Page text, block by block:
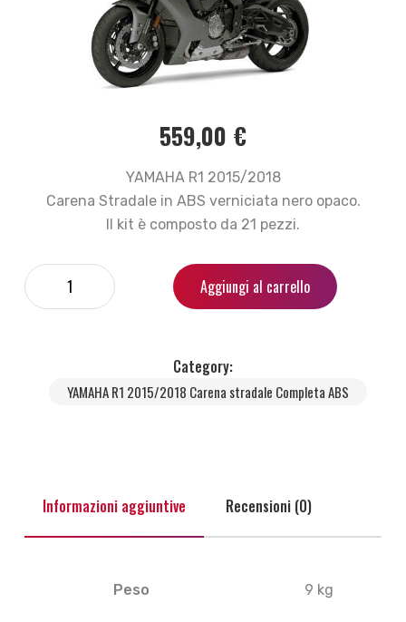
559,00 €
YAMAHA R1 2015/2018
Carena Stradale in ABS verniciata nero opaco.
Il kit è composto da 21 pezzi.
Aggiungi al carrello
Category:
YAMAHA R1 2015/2018 Carena stradale Completa ABS
Informazioni aggiuntive Recensioni (0)
Peso 9 kg